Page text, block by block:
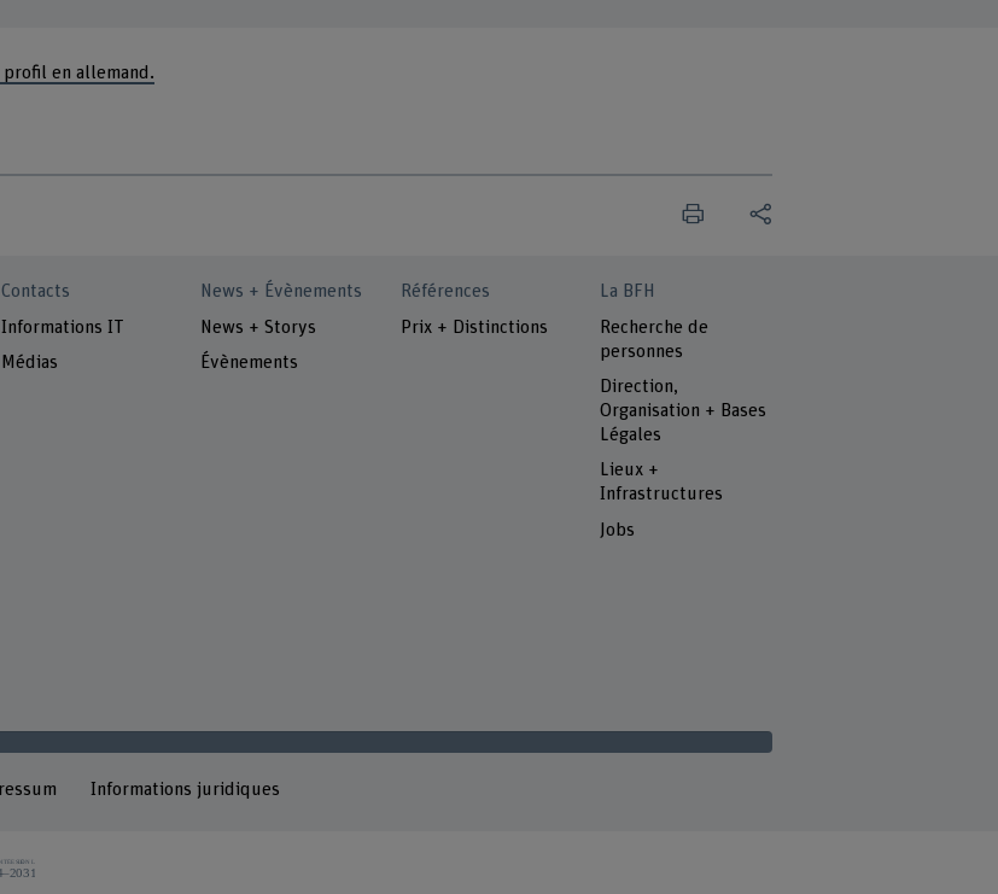
profil en allemand.
Contacts
Informations IT
Médias
News + Évènements
News + Storys
Évènements
Références
Prix + Distinctions
La BFH
Recherche de
personnes
Direction,
Organisation + Bases
Légales
Lieux +
Infrastructures
Jobs
Informations juridiques